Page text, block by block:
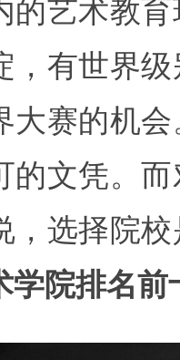
，有世界
大赛的机
的文凭。
，选择院
学院排名前